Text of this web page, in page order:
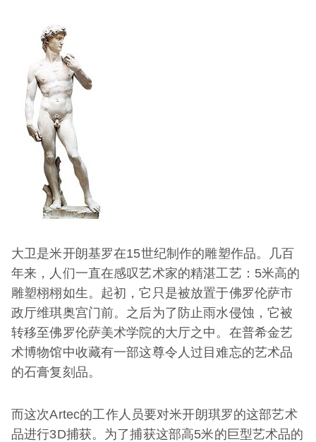
大卫是米开朗基罗在15世纪制作的雕塑作品。几百
年来，人们一直在感叹艺术家的精湛工艺：5米高的
雕塑栩栩如生。起初，它只是被放置于佛罗伦萨市
政厅维琪奥宫门前。之后为了防止雨水侵蚀，它被
转移至佛罗伦萨美术学院的大厅之中。在普希金艺
术博物馆中收藏有一部这尊令人过目难忘的艺术品
的石膏复刻品。
而这次Artec的工作人员要对米开朗琪罗的这部艺术
品进行3D捕获。为了捕获这部高5米的巨型艺术品的